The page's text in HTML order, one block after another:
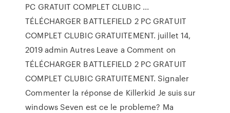
PC GRATUIT COMPLET CLUBIC ...
TÉLÉCHARGER BATTLEFIELD 2 PC GRATUIT
COMPLET CLUBIC GRATUITEMENT. juillet 14,
2019 admin Autres Leave a Comment on
TÉLÉCHARGER BATTLEFIELD 2 PC GRATUIT
COMPLET CLUBIC GRATUITEMENT. Signaler
Commenter la réponse de Killerkid Je suis sur
windows Seven est ce le probleme? Ma